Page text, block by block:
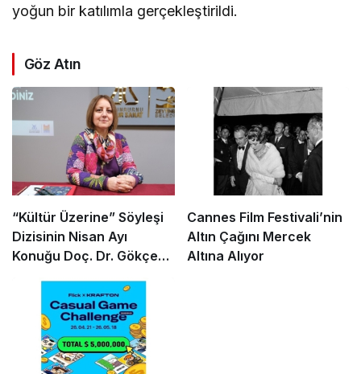
yoğun bir katılımla gerçekleştirildi.
Göz Atın
“Kültür Üzerine” Söyleşi
Dizisinin Nisan Ayı
Konuğu Doç. Dr. Gökçe
Cannes Film Festivali’nin
Altın Çağını Mercek
Altına Alıyor